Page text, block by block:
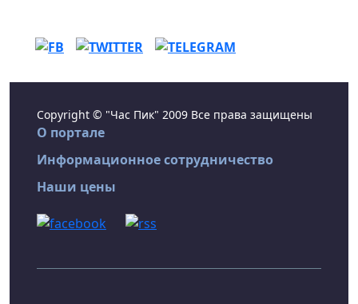
Copyright © "Час Пик" 2009 Все права защищены
О портале
Информационное сотрудничество
Наши цены